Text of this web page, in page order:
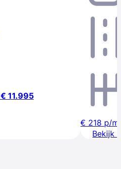
€ 11.995
€ 218 p/m
Bekijk